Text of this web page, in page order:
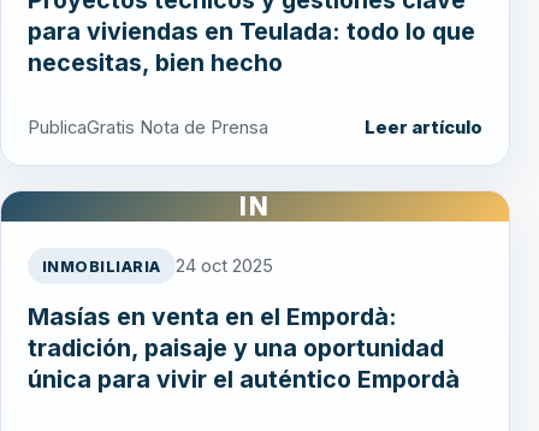
para viviendas en Teulada: todo lo que
necesitas, bien hecho
PublicaGratis Nota de Prensa Leer artículo
IN
INMOBILIARIA 24 oct 2025
Masías en venta en el Empordà:
tradición, paisaje y una oportunidad
única para vivir el auténtico Empordà